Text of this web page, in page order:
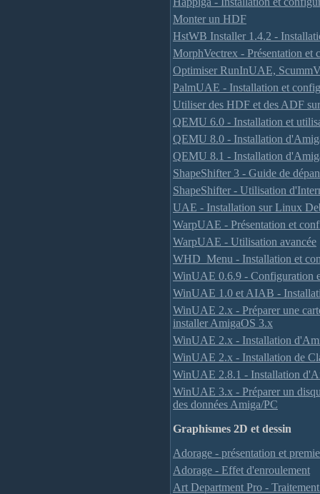
Monter un HDF
HstWB Installer 1.4.2 -
MorphVectrex - Présentation et
Optimiser RunInUAE,
PalmUAE - Installation et
Utiliser des HDF et des ADF
QEMU 6.0 - Installation et
QEMU 8.0 - Installation
QEMU 8.1 - Installation
ShapeShifter 3 - Guide de
ShapeShifter - Utilisation
UAE - Installation sur Linux
WarpUAE - Présentation et
WarpUAE - Utilisation avancée
WHD_Menu - Installation et
WinUAE 0.6.9 - Configuration
WinUAE 1.0 et AIAB -
WinUAE 2.x - Préparer une
installer AmigaOS 3.x
WinUAE 2.x - Installation
WinUAE 2.x - Installation de
WinUAE 2.8.1 - Installation
WinUAE 3.x - Préparer un
des données Amiga/PC
Graphismes 2D et dessin
Adorage - présentation et
Adorage - Effet d'enroulement
Art Department Pro -